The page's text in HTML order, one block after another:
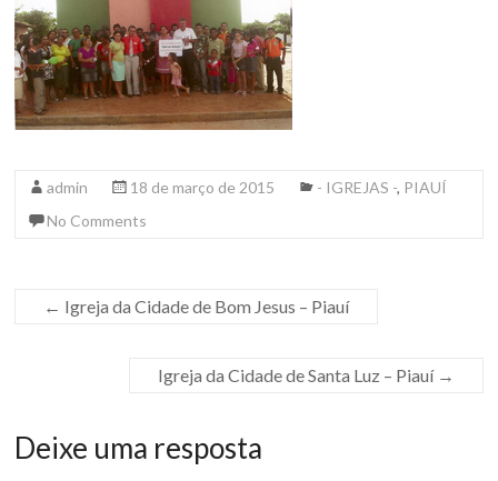
admin 18 de março de 2015 - IGREJAS -, PIAUÍ
No Comments
← Igreja da Cidade de Bom Jesus – Piauí
Igreja da Cidade de Santa Luz – Piauí →
Deixe uma resposta